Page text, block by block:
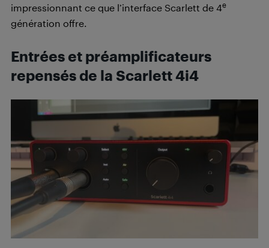
impressionnant ce que l’interface Scarlett de 4e
génération offre.
Entrées et préamplificateurs
repensés de la Scarlett 4i4